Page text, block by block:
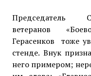
Председатель
ветеранов
Герасенков тоже
стенде. Внук
него примером;